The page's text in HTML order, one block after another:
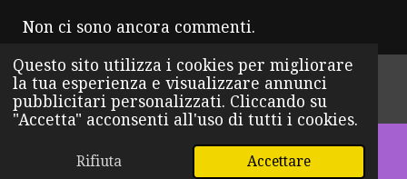
Questo sito utilizza i cookies per migliorare
la tua esperienza e visualizzare annunci
pubblicitari personalizzati. Cliccando su
"Accetta" acconsenti all'uso di tutti i cookies.
Rifiuta Accettare
Non ci sono ancora commenti.
© 2024 - 2026 THUNDER ROCK
Fornito daWebador
Email WhatsApp